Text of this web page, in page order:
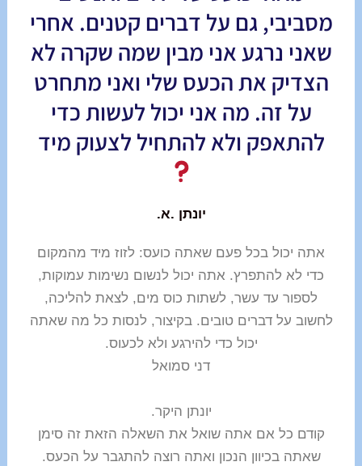
מסביבי, גם על דברים קטנים. אחרי
שאני נרגע אני מבין שמה שקרה לא
הצדיק את הכעס שלי ואני מתחרט
על זה. מה אני יכול לעשות כדי
להתאפק ולא להתחיל לצעוק מיד
יונתן .א.
אתה יכול בכל פעם שאתה כועס: לזוז מיד מהמקום
כדי לא להתפרץ. אתה יכול לנשום נשימות עמוקות,
לספור עד עשר, לשתות כוס מים, לצאת להליכה,
לחשוב על דברים טובים. בקיצור, לנסות כל מה שאתה
יכול כדי להירגע ולא לכעוס.
דני סמואל
יונתן היקר.
קודם כל אם אתה שואל את השאלה הזאת זה סימן
שאתה בכיוון הנכון ואתה רוצה להתגבר על הכעס.